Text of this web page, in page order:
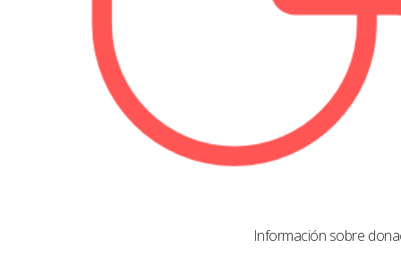
Información sobre